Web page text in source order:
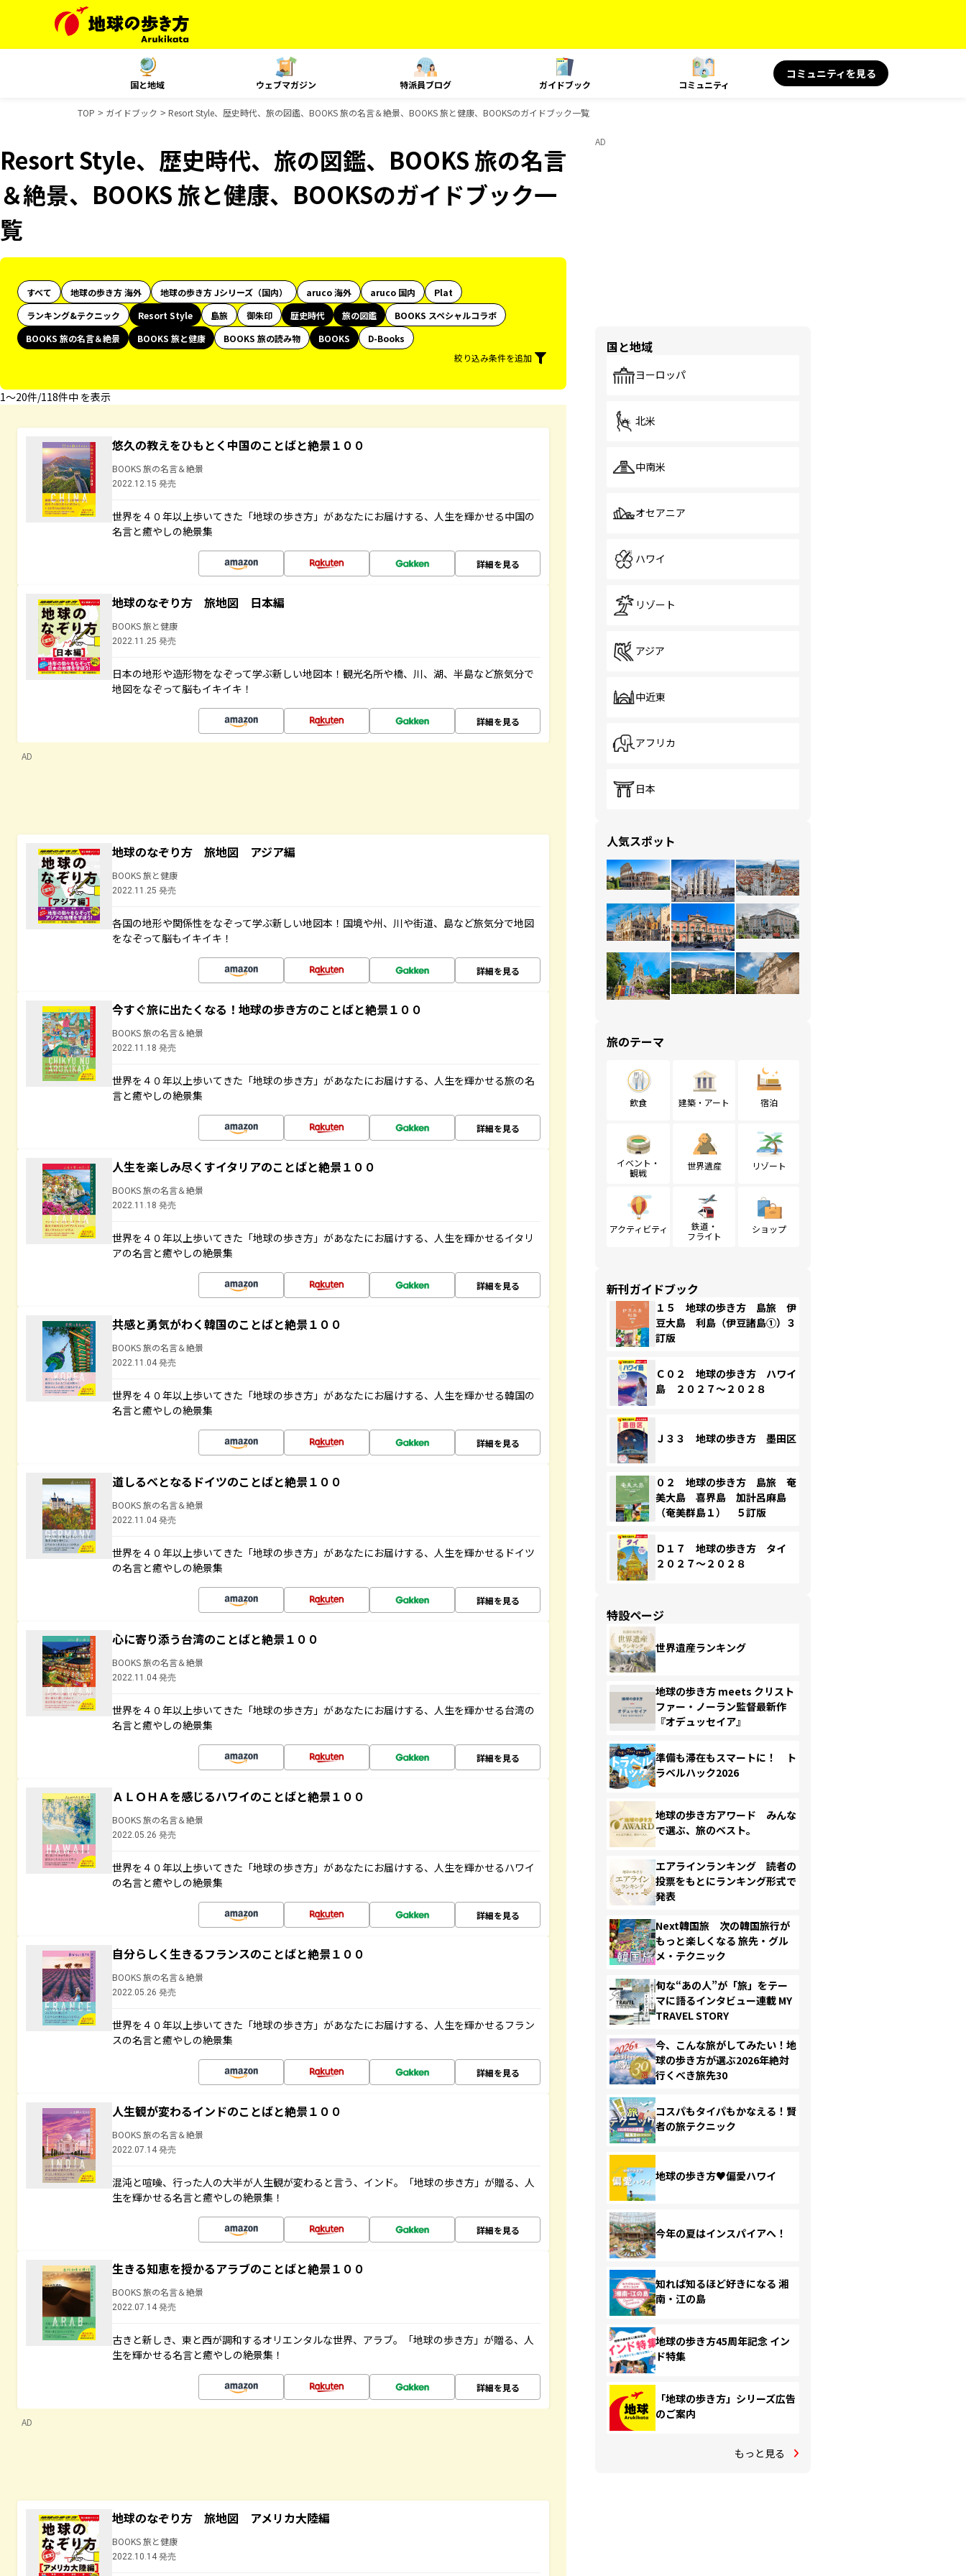
国と地域 ウェブマガジン 特派員ブログ ガイドブック コミュニティ
コミュニティを見る
TOP ガイドブック Resort Style、歴史時代、旅の図鑑、BOOKS 旅の名言＆絶景、BOOKS 旅と健康、BOOKSのガイドブック一覧
Resort Style、歴史時代、旅の図鑑、BOOKS 旅の名言
＆絶景、BOOKS 旅と健康、BOOKSのガイドブック一
覧
すべて 地球の歩き方 海外 地球の歩き方 Jシリーズ（国内） aruco 海外 aruco 国内
Plat
ランキング&テクニック
Resort Style 島旅 御朱印 歴史時代 旅の図鑑
BOOKS スペシャルコラボ
BOOKS 旅の名言＆絶景
BOOKS 旅と健康 BOOKS 旅の読み物 BOOKS
D-Books
絞り込み条件を追加
1〜20件/118件中 を表示
悠久の教えをひもとく中国のことばと絶景１００
BOOKS 旅の名言＆絶景
2022.12.15 発売
世界を４０年以上歩いてきた「地球の歩き方」があなたにお届けする、人生を輝かせる中国の
名言と癒やしの絶景集
詳細を見る
地球のなぞり方 旅地図 日本編
BOOKS 旅と健康
2022.11.25 発売
日本の地形や造形物をなぞって学ぶ新しい地図本！観光名所や橋、川、湖、半島など旅気分で
地図をなぞって脳もイキイキ！
詳細を見る
AD
地球のなぞり方 旅地図 アジア編
BOOKS 旅と健康
2022.11.25 発売
各国の地形や関係性をなぞって学ぶ新しい地図本！国境や州、川や街道、島など旅気分で地図
をなぞって脳もイキイキ！
詳細を見る
今すぐ旅に出たくなる！地球の歩き方のことばと絶景１００
BOOKS 旅の名言＆絶景
2022.11.18 発売
世界を４０年以上歩いてきた「地球の歩き方」があなたにお届けする、人生を輝かせる旅の名
言と癒やしの絶景集
詳細を見る
人生を楽しみ尽くすイタリアのことばと絶景１００
BOOKS 旅の名言＆絶景
2022.11.18 発売
世界を４０年以上歩いてきた「地球の歩き方」があなたにお届けする、人生を輝かせるイタリ
アの名言と癒やしの絶景集
詳細を見る
共感と勇気がわく韓国のことばと絶景１００
BOOKS 旅の名言＆絶景
2022.11.04 発売
世界を４０年以上歩いてきた「地球の歩き方」があなたにお届けする、人生を輝かせる韓国の
名言と癒やしの絶景集
詳細を見る
道しるべとなるドイツのことばと絶景１００
BOOKS 旅の名言＆絶景
2022.11.04 発売
世界を４０年以上歩いてきた「地球の歩き方」があなたにお届けする、人生を輝かせるドイツ
の名言と癒やしの絶景集
詳細を見る
心に寄り添う台湾のことばと絶景１００
BOOKS 旅の名言＆絶景
2022.11.04 発売
世界を４０年以上歩いてきた「地球の歩き方」があなたにお届けする、人生を輝かせる台湾の
名言と癒やしの絶景集
詳細を見る
ＡＬＯＨＡを感じるハワイのことばと絶景１００
BOOKS 旅の名言＆絶景
2022.05.26 発売
世界を４０年以上歩いてきた「地球の歩き方」があなたにお届けする、人生を輝かせるハワイ
の名言と癒やしの絶景集
詳細を見る
自分らしく生きるフランスのことばと絶景１００
BOOKS 旅の名言＆絶景
2022.05.26 発売
世界を４０年以上歩いてきた「地球の歩き方」があなたにお届けする、人生を輝かせるフラン
スの名言と癒やしの絶景集
詳細を見る
人生観が変わるインドのことばと絶景１００
BOOKS 旅の名言＆絶景
2022.07.14 発売
混沌と喧噪、行った人の大半が人生観が変わると言う、インド。「地球の歩き方」が贈る、人
生を輝かせる名言と癒やしの絶景集！
詳細を見る
生きる知恵を授かるアラブのことばと絶景１００
BOOKS 旅の名言＆絶景
2022.07.14 発売
古きと新しき、東と西が調和するオリエンタルな世界、アラブ。「地球の歩き方」が贈る、人
生を輝かせる名言と癒やしの絶景集！
詳細を見る
AD
地球のなぞり方 旅地図 アメリカ大陸編
BOOKS 旅と健康
2022.10.14 発売
AD
国と地域
ヨーロッパ
北米
中南米
オセアニア
ハワイ
リゾート
アジア
中近東
アフリカ
日本
人気スポット
旅のテーマ
飲食 建築・アート 宿泊
イベント・
観戦
世界遺産 リゾート
アクティビティ
鉄道・
フライト
ショップ
新刊ガイドブック
１５ 地球の歩き方 島旅 伊
豆大島 利島（伊豆諸島①）３
訂版
Ｃ０２ 地球の歩き方 ハワイ
島 ２０２７～２０２８
Ｊ３３ 地球の歩き方 墨田区
０２ 地球の歩き方 島旅 奄
美大島 喜界島 加計呂麻島
（奄美群島１） ５訂版
Ｄ１７ 地球の歩き方 タイ
２０２７～２０２８
特設ページ
世界遺産ランキング
地球の歩き方 meets クリスト
ファー・ノーラン監督最新作
『オデュッセイア』
準備も滞在もスマートに！ ト
ラベルハック2026
地球の歩き方アワード みんな
で選ぶ、旅のベスト。
エアラインランキング 読者の
投票をもとにランキング形式で
発表
Next韓国旅 次の韓国旅行が
もっと楽しくなる 旅先・グル
メ・テクニック
旬な“あの人”が「旅」をテー
マに語るインタビュー連載 MY
TRAVEL STORY
今、こんな旅がしてみたい！地
球の歩き方が選ぶ2026年絶対
行くべき旅先30
コスパもタイパもかなえる！賢
者の旅テクニック
地球の歩き方♥偏愛ハワイ
今年の夏はインスパイアへ！
知れば知るほど好きになる 湘
南・江の島
地球の歩き方45周年記念 イン
ド特集
「地球の歩き方」シリーズ広告
のご案内
もっと見る